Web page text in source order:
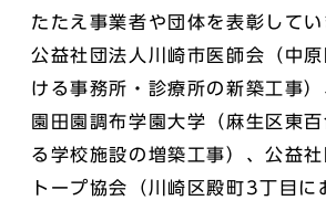
たたえ事業者や団体を表彰してい
公益社団法人川崎市医師会（中
ける事務所・診療所の新築工事
園田園調布学園大学（麻生区東
る学校施設の増築工事）、公益
トープ協会（川崎区殿町3丁目に